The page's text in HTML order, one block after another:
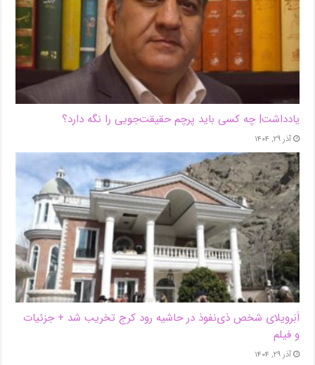
یادداشت| ‌چه کسی باید پرچم حقیقت‌جویی را نگه دارد؟
آذر ۲۹, ۱۴۰۴
اَبَر‌ویلای شخص ذی‌نفوذ در حاشیه‌ رود کرج تخریب شد + جزئیات
و فیلم
آذر ۲۹, ۱۴۰۴